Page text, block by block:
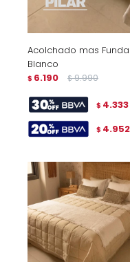
Acolchado mas
Blanco
$ 6.190 $ 9.990
$ 4.333
$ 4.952